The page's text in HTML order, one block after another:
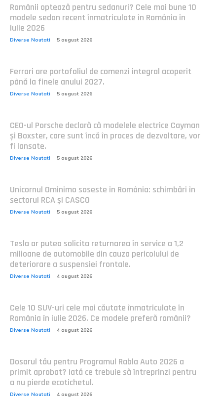
Românii optează pentru sedanuri? Cele mai bune 10
modele sedan recent înmatriculate în România în
iulie 2026
Diverse Noutati 5 august 2026
Ferrari are portofoliul de comenzi integral acoperit
până la finele anului 2027.
Diverse Noutati 5 august 2026
CEO-ul Porsche declară că modelele electrice Cayman
și Boxster, care sunt încă în proces de dezvoltare, vor
fi lansate.
Diverse Noutati 5 august 2026
Unicornul Ominimo soseste în România: schimbări în
sectorul RCA și CASCO
Diverse Noutati 5 august 2026
Tesla ar putea solicita returnarea în service a 1,2
milioane de automobile din cauza pericolului de
deteriorare a suspensiei frontale.
Diverse Noutati 4 august 2026
Cele 10 SUV-uri cele mai căutate înmatriculate în
România în iulie 2026. Ce modele preferă românii?
Diverse Noutati 4 august 2026
Dosarul tău pentru Programul Rabla Auto 2026 a
primit aprobat? Iată ce trebuie să întreprinzi pentru
a nu pierde ecotichetul.
Diverse Noutati 4 august 2026